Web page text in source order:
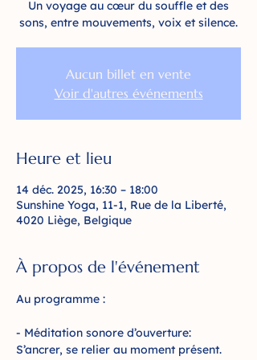
Un voyage au cœur du souffle et des
sons, entre mouvements, voix et silence.
Aucun billet en vente
Voir d'autres événements
Heure et lieu
14 déc. 2025, 16:30 – 18:00
Sunshine Yoga, 11-1, Rue de la Liberté,
4020 Liège, Belgique
À propos de l'événement
Au programme :
- Méditation sonore d’ouverture:
S’ancrer, se relier au moment présent.